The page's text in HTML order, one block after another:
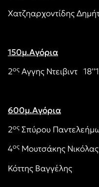
Χατζηαρχοντίδης
150μ.Αγόρια
2ος Αγγης Ντειβιντ
600μ.Αγόρια
2ος Σπύρου
4ος Μουτσάκης
Κόττης Βαγγέλης